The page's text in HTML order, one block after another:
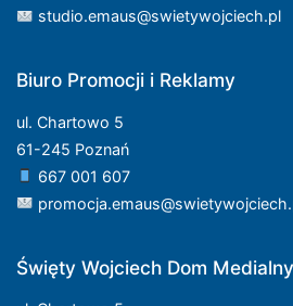
studio.emaus@swietywojciech.pl
Biuro Promocji i Reklamy
ul. Chartowo 5
61-245 Poznań
667 001 607
Święty Wojciech Dom